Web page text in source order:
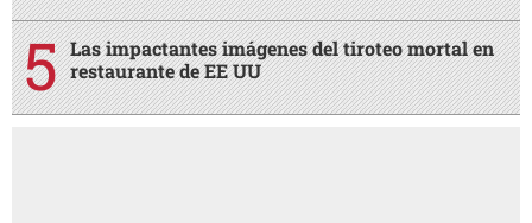
Las impactantes imágenes del tiroteo mortal en
restaurante de EE UU